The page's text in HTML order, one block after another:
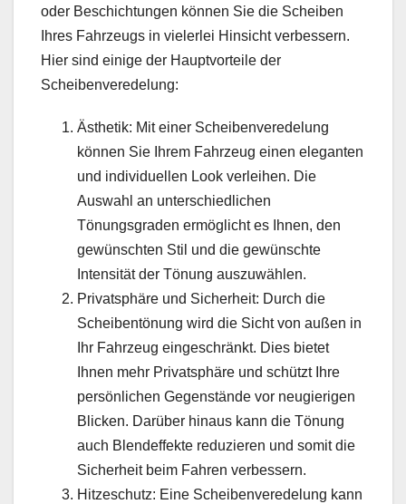
oder Beschichtungen können Sie die Scheiben
Ihres Fahrzeugs in vielerlei Hinsicht verbessern.
Hier sind einige der Hauptvorteile der
Scheibenveredelung:
Ästhetik: Mit einer Scheibenveredelung
können Sie Ihrem Fahrzeug einen eleganten
und individuellen Look verleihen. Die
Auswahl an unterschiedlichen
Tönungsgraden ermöglicht es Ihnen, den
gewünschten Stil und die gewünschte
Intensität der Tönung auszuwählen.
Privatsphäre und Sicherheit: Durch die
Scheibentönung wird die Sicht von außen in
Ihr Fahrzeug eingeschränkt. Dies bietet
Ihnen mehr Privatsphäre und schützt Ihre
persönlichen Gegenstände vor neugierigen
Blicken. Darüber hinaus kann die Tönung
auch Blendeffekte reduzieren und somit die
Sicherheit beim Fahren verbessern.
Hitzeschutz: Eine Scheibenveredelung kann